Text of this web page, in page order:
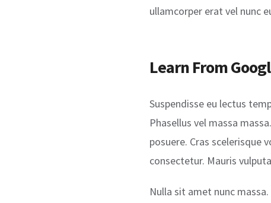
ullamcorper erat vel nunc
Learn From
Suspendisse eu lectus
Phasellus vel massa
posuere. Cras scelerisque
consectetur. Mauris
Nulla sit amet nunc